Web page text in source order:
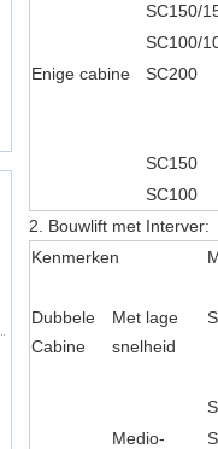
SC150/
SC100/
Enige cabine
SC200
SC150
SC100
2. Bouwlift met Interver:
Kenmerken
Dubbele
Cabine
Met lage
snelheid
Medio-